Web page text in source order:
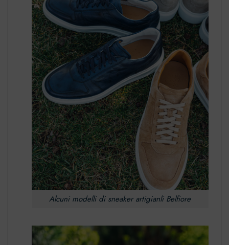
Alcuni modelli di sneaker artigianli Belfiore